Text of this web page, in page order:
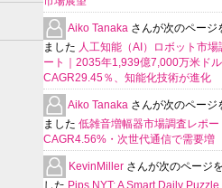
Aiko Tanaka さんが次のページ
ました 人工知能（AI）ロボット市場
ート｜2035年1,939億7,000万米ド
CAGR29.45％、知能化技術が進化
Aiko Tanaka さんが次のページ
ました 低雑音増幅器市場調査レポー
CAGR4.56%・次世代通信で需要増
KevinMiller さんが次のページ
した Pips NYT: A Smart Daily